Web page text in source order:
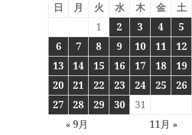
日 月 火 水 木 金
土
1
2 3 4
5
6
7 8 9 10 11
12
13
14 15 16 17 18
19
20
21 22 23 24 25
26
27
28 29 30
31
« 9月
11月 »